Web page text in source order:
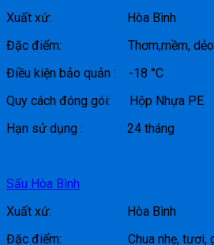
Xuất xứ: Hòa Bình
Đặc điểm: Thơm,mềm, dẻo,
Điều kiện bảo quản : -18 °C
Quy cách đóng gói: Hộp Nhựa PE
Hạn sử dụng : 24 tháng
Sấu Hòa Bình
Xuất xứ: Hòa Bình
Đặc điểm: Chua nhẹ, tươi,